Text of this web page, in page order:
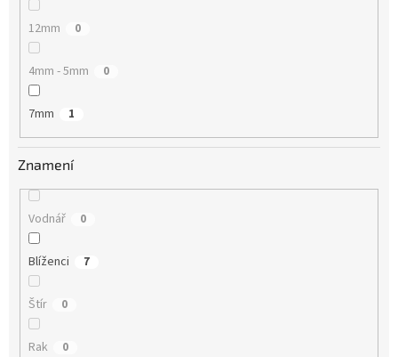
12mm 0
4mm - 5mm 0
7mm 1
Znamení
Vodnář 0
Blíženci 7
Štír 0
Rak 0